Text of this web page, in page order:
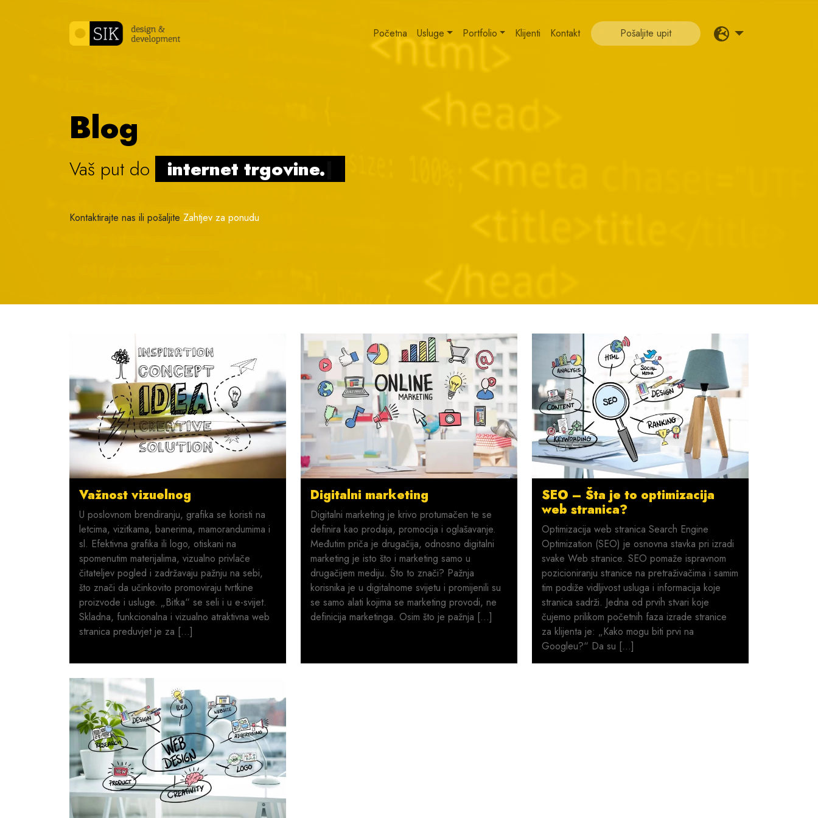
Početna
Usluge Portfolio Klijenti Kontakt Pošaljite upit
Blog
Vaš put do internet trgovine.
Kontaktirajte nas ili pošaljite Zahtjev za ponudu
Važnost vizuelnog
U poslovnom brendiranju, grafika se koristi na
letcima, vizitkama, banerima, mamorandumima i
sl. Efektivna grafika ili logo, otiskani na
spomenutim materijalima, vizualno privlače
čitateljev pogled i zadržavaju pažnju na sebi,
što znači da učinkovito promoviraju tvrtkine
proizvode i usluge. „Bitka“ se seli i u e-svijet.
Skladna, funkcionalna i vizualno atraktivna web
stranica preduvjet je za […]
Digitalni marketing
Digitalni marketing je krivo protumačen te se
definira kao prodaja, promocija i oglašavanje.
Međutim priča je drugačija, odnosno digitalni
marketing je isto što i marketing samo u
drugačijem mediju. Što to znači? Pažnja
korisnika je u digitalnome svijetu i promijenili su
se samo alati kojima se marketing provodi, ne
definicija marketinga. Osim što je pažnja […]
SEO – Šta je to optimizacija
web stranica?
Optimizacija web stranica Search Engine
Optimization (SEO) je osnovna stavka pri izradi
svake Web stranice. SEO pomaže ispravnom
pozicioniranju stranice na pretraživačima i samim
tim podiže vidljivost usluga i informacija koje
stranica sadrži. Jedna od prvih stvari koje
čujemo prilikom početnih faza izrade stranice
za klijenta je: „Kako mogu biti prvi na
Googleu?“ Da su […]